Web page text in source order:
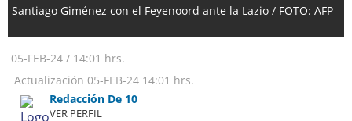
Santiago Giménez con el Feyenoord ante la Lazio / FOTO: AFP
05-FEB-24 / 14:01 hrs.
Actualización 05-FEB-24 14:01 hrs.
Redacción De 10
VER PERFIL